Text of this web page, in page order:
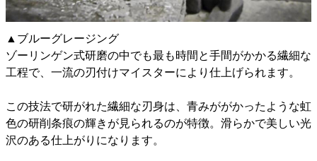
▲ブルーグレージング
ゾーリンゲン式研磨の中でも最も時間と手間がかかる繊細な
工程で、一流の刃付けマイスターにより仕上げられます。
この技法で研がれた繊細な刃身は、青みががかったような虹
色の研削条痕の輝きが見られるのが特徴。滑らかで美しい光
沢のある仕上がりになります。